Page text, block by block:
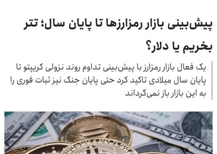
پیش‌بینی بازار رمزارزها تا پایان سال؛ تتر
بخریم یا دلار؟
یک فعال بازار رمزارز با پیش‌بینی تداوم روند نزولی کریپتو تا
پایان سال میلادی تاکید کرد حتی پایان جنگ نیز ثبات فوری را
به این بازار باز نمی‌گرداند